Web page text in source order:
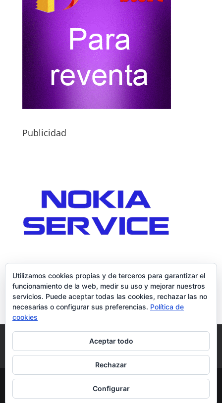
Publicidad
Condiciones y Privacidad
Contacto
Tienda Carrito Mi cuenta
© DoctorMoviles.com | Sitio Construido por
TimisDesign.com
Utilizamos cookies propias y de terceros para garantizar el
funcionamiento de la web, medir su uso y mejorar nuestros
servicios. Puede aceptar todas las cookies, rechazar las no
necesarias o configurar sus preferencias. Política de
cookies
Aceptar todo
Rechazar
Configurar